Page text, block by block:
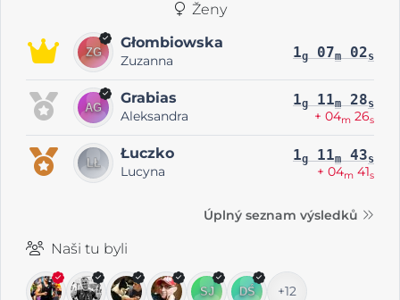
Ženy
Głombiowska
Zuzanna 1g 07m 02s
Grabias
Aleksandra
1g 11m 28s
+ 04m 26s
Łuczko
Lucyna
1g 11m 43s
+ 04m 41s
Úplný seznam výsledků
Naši tu byli
+12